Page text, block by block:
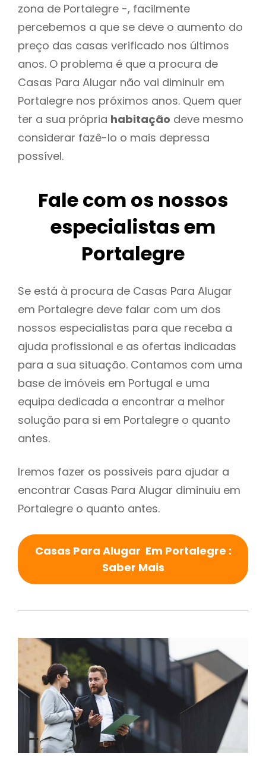
zona de Portalegre -, facilmente
percebemos a que se deve o aumento do
preço das casas verificado nos últimos
anos. O problema é que a procura de
Casas Para Alugar não vai diminuir em
Portalegre nos próximos anos. Quem quer
ter a sua própria habitação deve mesmo
considerar fazê-lo o mais depressa
possível.
Fale com os nossos
especialistas em
Portalegre
Se está à procura de Casas Para Alugar
em Portalegre deve falar com um dos
nossos especialistas para que receba a
ajuda profissional e as ofertas indicadas
para a sua situação. Contamos com uma
base de imóveis em Portugal e uma
equipa dedicada a encontrar a melhor
solução para si em Portalegre o quanto
antes.
Iremos fazer os possiveis para ajudar a
encontrar Casas Para Alugar diminuiu em
Portalegre o quanto antes.
Casas Para Alugar Em Portalegre :
Saber Mais